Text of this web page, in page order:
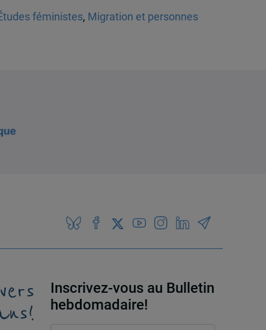
féministes, Migration et personnes
Inscrivez-vous au Bulletin
hebdomadaire!